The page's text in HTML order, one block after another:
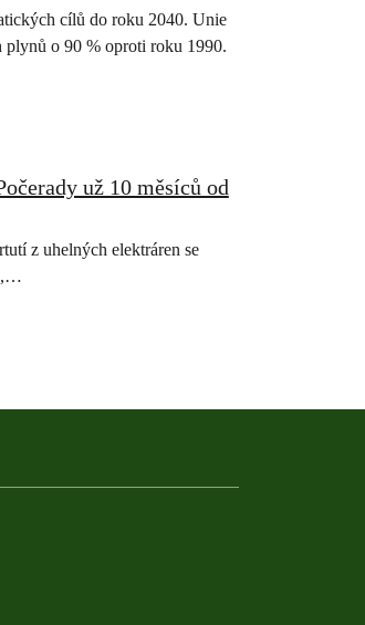
cílů do roku 2040. Unie
plynů o 90 % oproti roku 1990.
už 10 měsíců od
z uhelných elektráren se